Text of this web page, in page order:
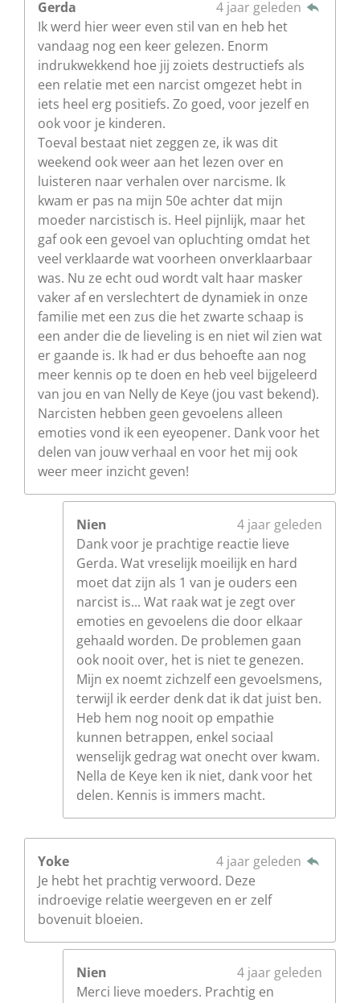
Gerda
4 jaar geleden
Ik werd hier weer even stil van en heb het
vandaag nog een keer gelezen. Enorm
indrukwekkend hoe jij zoiets destructiefs als
een relatie met een narcist omgezet hebt in
iets heel erg positiefs. Zo goed, voor jezelf en
ook voor je kinderen.
Toeval bestaat niet zeggen ze, ik was dit
weekend ook weer aan het lezen over en
luisteren naar verhalen over narcisme. Ik
kwam er pas na mijn 50e achter dat mijn
moeder narcistisch is. Heel pijnlijk, maar het
gaf ook een gevoel van opluchting omdat het
veel verklaarde wat voorheen onverklaarbaar
was. Nu ze echt oud wordt valt haar masker
vaker af en verslechtert de dynamiek in onze
familie met een zus die het zwarte schaap is
een ander die de lieveling is en niet wil zien wat
er gaande is. Ik had er dus behoefte aan nog
meer kennis op te doen en heb veel bijgeleerd
van jou en van Nelly de Keye (jou vast bekend).
Narcisten hebben geen gevoelens alleen
emoties vond ik een eyeopener. Dank voor het
delen van jouw verhaal en voor het mij ook
weer meer inzicht geven!
Nien
4 jaar geleden
Dank voor je prachtige reactie lieve
Gerda. Wat vreselijk moeilijk en hard
moet dat zijn als 1 van je ouders een
narcist is... Wat raak wat je zegt over
emoties en gevoelens die door elkaar
gehaald worden. De problemen gaan
ook nooit over, het is niet te genezen.
Mijn ex noemt zichzelf een gevoelsmens,
terwijl ik eerder denk dat ik dat juist ben.
Heb hem nog nooit op empathie
kunnen betrappen, enkel sociaal
wenselijk gedrag wat onecht over kwam.
Nella de Keye ken ik niet, dank voor het
delen. Kennis is immers macht.
Yoke
4 jaar geleden
Je hebt het prachtig verwoord. Deze
indroevige relatie weergeven en er zelf
bovenuit bloeien.
Nien
4 jaar geleden
Merci lieve moeders. Prachtig en